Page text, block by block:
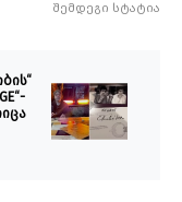
შემდეგი სტატია